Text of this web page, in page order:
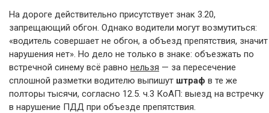
На дороге действительно присутствует знак 3.20,
запрещающий обгон. Однако водители могут возмутиться:
«водитель совершает не обгон, а объезд препятствия, значит
нарушения нет». Но дело не только в знаке: объезжать по
встречной синему всё равно нельзя — за пересечение
сплошной разметки водителю выпишут штраф в те же
полторы тысячи, согласно 12.5. ч.3 КоАП: выезд на встречку
в нарушение ПДД при объезде препятствия.